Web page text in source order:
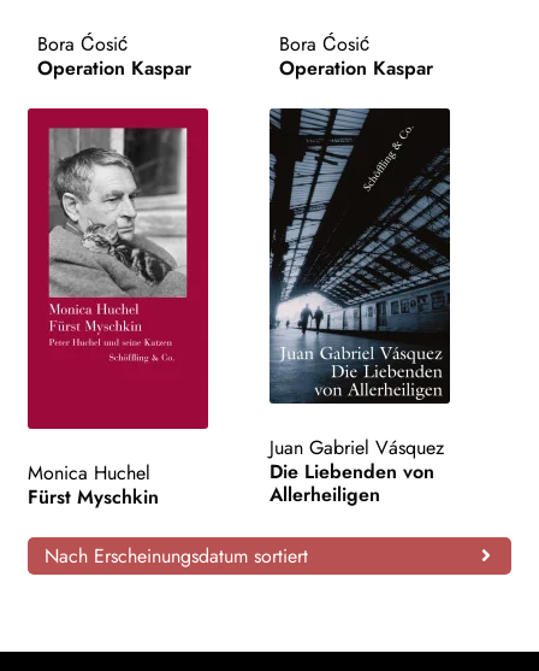
AKTUELLES
WEITERE VERLAGE
Search:
Bora Ćosić
Operation Kaspar
Bora Ćosić
Operation Kaspar
Monica Huchel
Fürst Myschkin
Juan Gabriel Vásquez
Die Liebenden von
Allerheiligen
Nach Erscheinungsdatum sortiert